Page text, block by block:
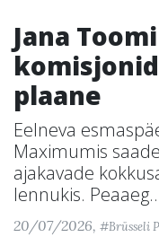
Jana
plaane
Eelneva
Maximumis
ajakavade
lennukis.
20/07/2026, #Brüsseli